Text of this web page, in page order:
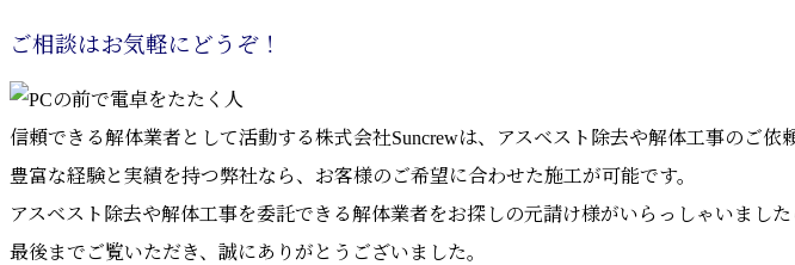
ご相談はお気軽にどうぞ！
信頼できる解体業者として活動する株式会社Suncrewは、アスベスト除去や解体工事のご依
豊富な経験と実績を持つ弊社なら、お客様のご希望に合わせた施工が可能です。
アスベスト除去や解体工事を委託できる解体業者をお探しの元請け様がいらっしゃいました
最後までご覧いただき、誠にありがとうございました。